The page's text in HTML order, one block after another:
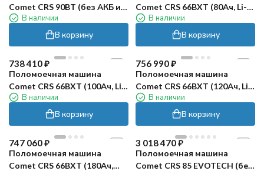
Comet CRS 90BT (без АКБ и
ЗУ)В наличии
В корзину
Comet CRS 66BXT (80Ач, Li-
ion)В наличии
В корзину
738 410₽
Поломоечная машина
Comet CRS 66BXT (100Ач, Li-
ion)В наличии
В корзину
756 990₽
Поломоечная машина
Comet CRS 66BXT (120Ач, Li-
ion)В наличии
В корзину
747 060₽
Поломоечная машина
Comet CRS 66BXT (180Ач,
3 018 470₽
Поломоечная машина
Comet CRS 85 EVOTECH (без